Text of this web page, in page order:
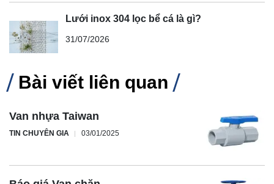
Lưới inox 304 lọc bể cá là gì?
31/07/2026
Bài viết liên quan
Van nhựa Taiwan
TIN CHUYÊN GIA 03/01/2025